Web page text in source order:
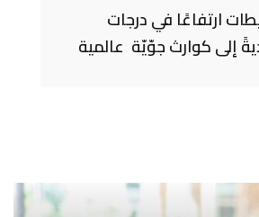
ارتفاعًا في درجات
إلى كوارث جوّيّة عالمية